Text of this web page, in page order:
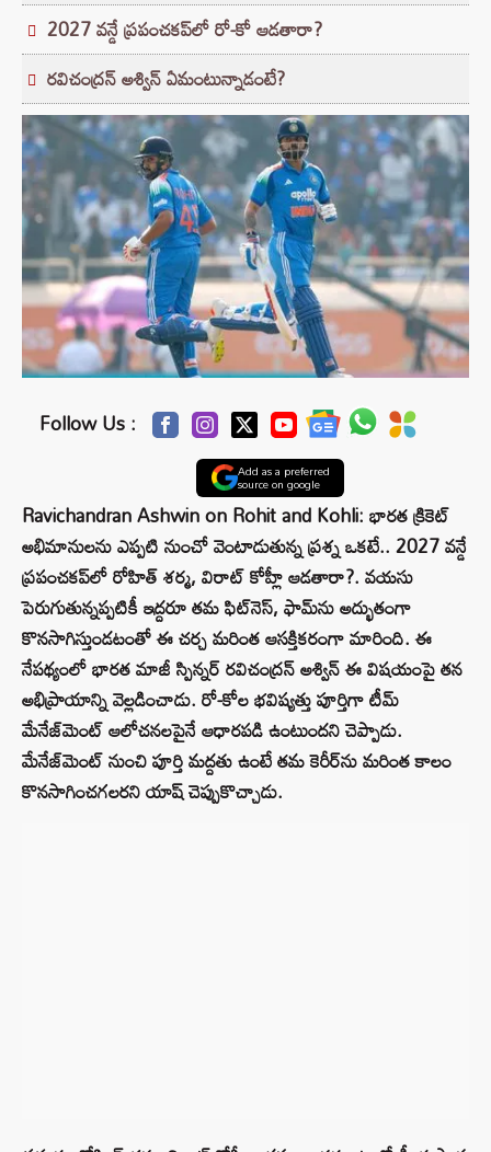
2027 వన్డే ప్రపంచకప్‌లో రో-కో ఆడతారా?
రవిచంద్రన్ అశ్విన్ ఏమంటున్నాడంటే?
Follow Us :
Add as a preferred
source on google
Ravichandran Ashwin on Rohit and Kohli: భారత క్రికెట్
అభిమానులను ఎప్పటి నుంచో వెంటాడుతున్న ప్రశ్న ఒకటే.. 2027 వన్డే
ప్రపంచకప్‌లో రోహిత్ శర్మ, విరాట్ కోహ్లీ ఆడతారా?. వయసు
పెరుగుతున్నప్పటికీ ఇద్దరూ తమ ఫిట్‌నెస్, ఫామ్‌ను అద్భుతంగా
కొనసాగిస్తుండటంతో ఈ చర్చ మరింత ఆసక్తికరంగా మారింది. ఈ
నేపథ్యంలో భారత మాజీ స్పిన్నర్ రవిచంద్రన్ అశ్విన్ ఈ విషయంపై తన
అభిప్రాయాన్ని వెల్లడించాడు. రో-కోల భవిష్యత్తు పూర్తిగా టీమ్
మేనేజ్‌మెంట్ ఆలోచనలపైనే ఆధారపడి ఉంటుందని చెప్పాడు.
మేనేజ్‌మెంట్ నుంచి పూర్తి మద్దతు ఉంటే తమ కెరీర్‌ను మరింత కాలం
కొనసాగించగలరని యాష్ చెప్పుకొచ్చాడు.